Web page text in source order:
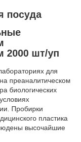
посуда
2000 шт/уп
для
преаналитическом
биологических
Пробирки
пластика
высочайшие